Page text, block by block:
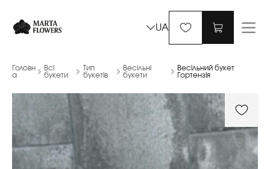
UA
Головн
а
Всі
букети
Тип
букетів
Весільні
букети
Весільний букет
Гортензія